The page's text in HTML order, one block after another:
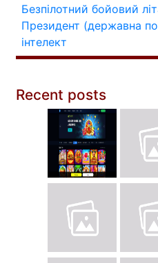
Безпілотний бойовий
Президент (державна
інтелект
Recent posts